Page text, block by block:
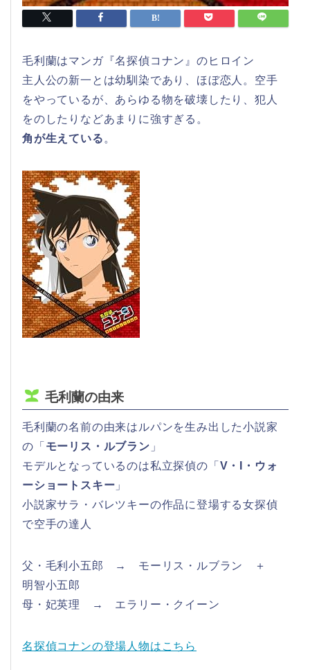
毛利蘭はマンガ『名探偵コナン』のヒロイン
主人公の新一とは幼馴染であり、ほぼ恋人。空手
をやっているが、あらゆる物を破壊したり、犯人
をのしたりなどあまりに強すぎる。
角が生えている 。
毛利蘭の由来
毛利蘭の名前の由来はルパンを生み出した小説家
の「 モーリス・ルブラン 」
モデルとなっているのは私立探偵の「 V・I・ウォ
ーショートスキー 」
小説家サラ・バレツキーの作品に登場する女探偵
で空手の達人
父・毛利小五郎 → モーリス・ルブラン ＋
明智小五郎
母・妃英理 → エラリー・クイーン
名探偵コナンの登場人物はこちら